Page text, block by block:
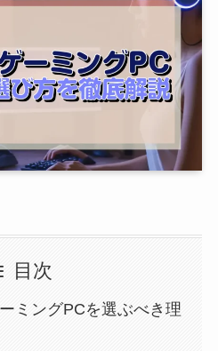
目次
ミングPCを選ぶべき理